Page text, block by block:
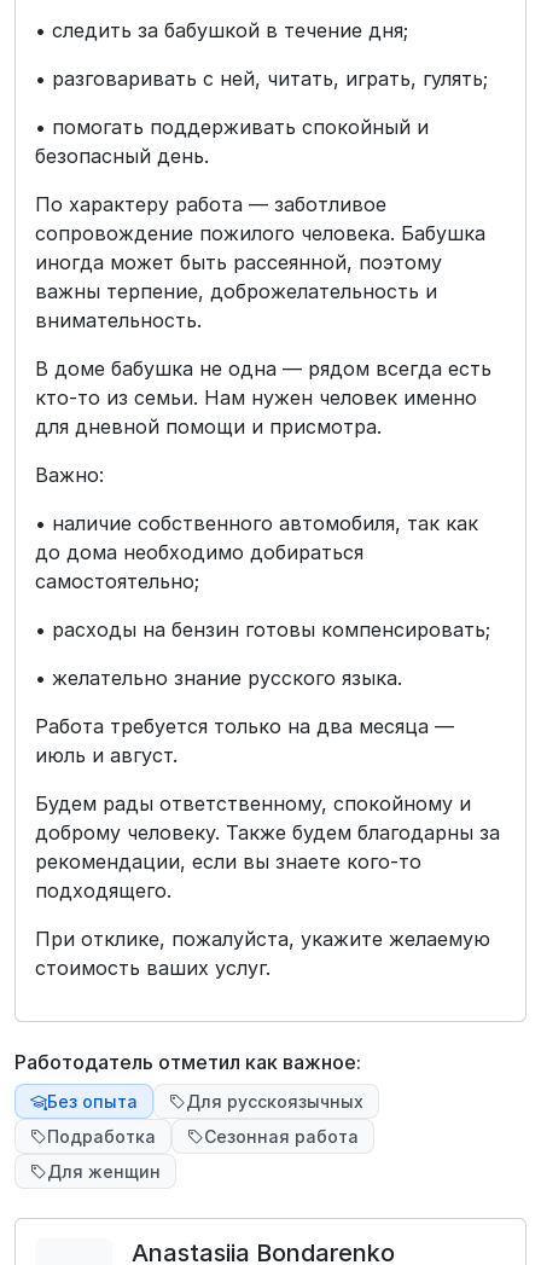
• следить за бабушкой в течение дня;
• разговаривать с ней, читать, играть, гулять;
• помогать поддерживать спокойный и
безопасный день.
По характеру работа — заботливое
сопровождение пожилого человека. Бабушка
иногда может быть рассеянной, поэтому
важны терпение, доброжелательность и
внимательность.
В доме бабушка не одна — рядом всегда есть
кто-то из семьи. Нам нужен человек именно
для дневной помощи и присмотра.
Важно:
• наличие собственного автомобиля, так как
до дома необходимо добираться
самостоятельно;
• расходы на бензин готовы компенсировать;
• желательно знание русского языка.
Работа требуется только на два месяца —
июль и август.
Будем рады ответственному, спокойному и
доброму человеку. Также будем благодарны за
рекомендации, если вы знаете кого-то
подходящего.
При отклике, пожалуйста, укажите желаемую
стоимость ваших услуг.
Работодатель отметил как важное:
Без опыта
Для русскоязычных
Подработка
Сезонная работа
Для женщин
Anastasiia Bondarenko